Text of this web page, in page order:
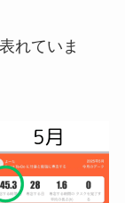
れていま